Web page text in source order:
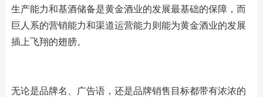
生产能力和基酒储备是黄金酒业的发展最基础的保障，而
巨人系的营销能力和渠道运营能力则能为黄金酒业的发展
插上飞翔的翅膀。
无论是品牌名、广告语，还是品牌销售目标都带有浓浓的